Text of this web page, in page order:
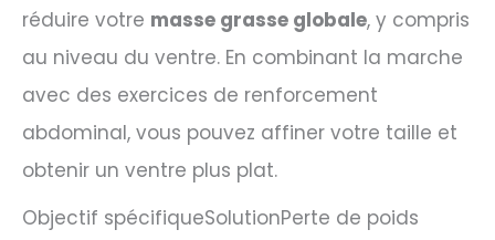
réduire votre masse grasse globale, y compris
au niveau du ventre. En combinant la marche
avec des exercices de renforcement
abdominal, vous pouvez affiner votre taille et
obtenir un ventre plus plat.
Objectif spécifiqueSolutionPerte de poids